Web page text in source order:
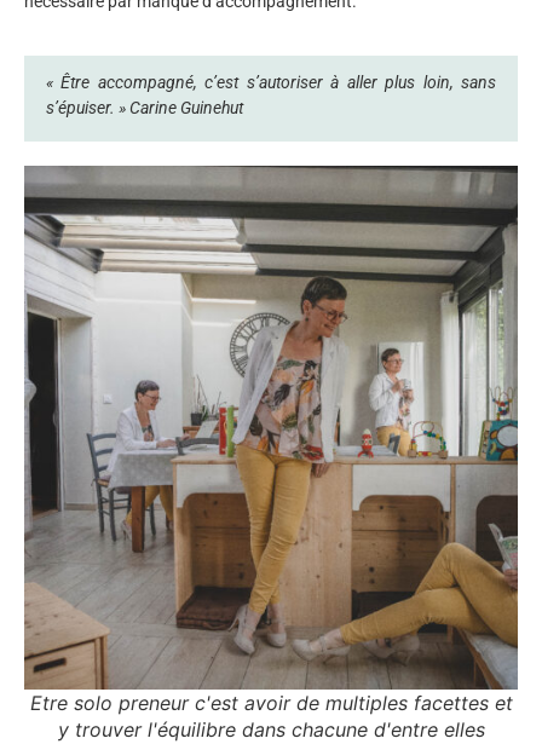
« Être accompagné, c’est s’autoriser à aller plus loin, sans
s’épuiser. »Carine Guinehut
Etre solo preneur c'est avoir de multiples facettes et
y trouver l'équilibre dans chacune d'entre elles